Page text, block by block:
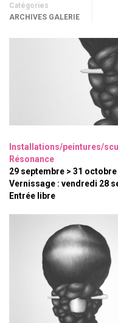
Catégories
ARCHIVES GALERIE
Installations/peintures/
Résonance
29 septembre > 31 octobre
Vernissage : vendredi 28
Entrée libre